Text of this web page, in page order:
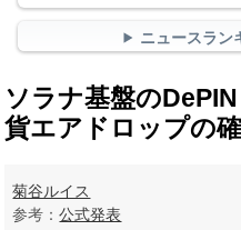
ニュースラン
ソラナ基盤の
貨エアドロップの
菊谷ルイス
参考：公式発表